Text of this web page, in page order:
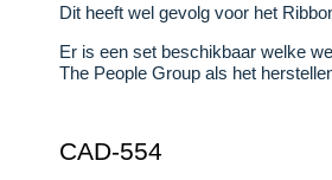
Dit heeft wel gevolg voor het
Er is een set beschikbaar welke
The People Group als het
CAD-554